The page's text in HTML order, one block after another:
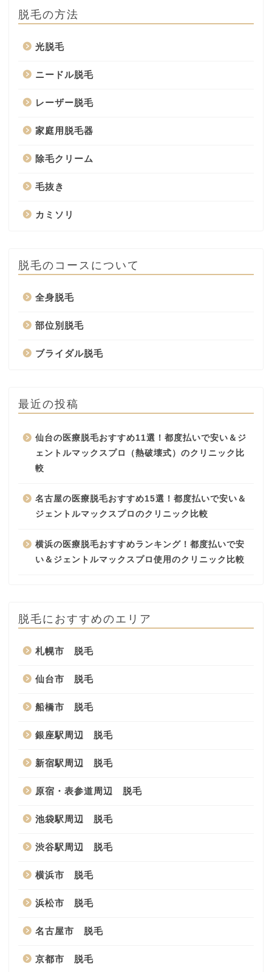
脱毛の方法
光脱毛
ニードル脱毛
レーザー脱毛
家庭用脱毛器
除毛クリーム
毛抜き
カミソリ
脱毛のコースについて
全身脱毛
部位別脱毛
ブライダル脱毛
最近の投稿
仙台の医療脱毛おすすめ11選！都度払いで安い＆ジ
ェントルマックスプロ（熱破壊式）のクリニック比
較
名古屋の医療脱毛おすすめ15選！都度払いで安い＆
ジェントルマックスプロのクリニック比較
横浜の医療脱毛おすすめランキング！都度払いで安
い＆ジェントルマックスプロ使用のクリニック比較
脱毛におすすめのエリア
札幌市 脱毛
仙台市 脱毛
船橋市 脱毛
銀座駅周辺 脱毛
新宿駅周辺 脱毛
原宿・表参道周辺 脱毛
池袋駅周辺 脱毛
渋谷駅周辺 脱毛
横浜市 脱毛
浜松市 脱毛
名古屋市 脱毛
京都市 脱毛